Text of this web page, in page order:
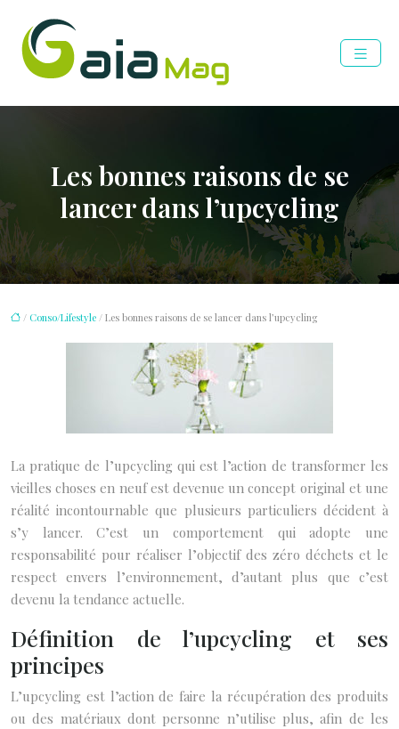
Les bonnes raisons de se
lancer dans l’upcycling
/ Conso/Lifestyle / Les bonnes raisons de se lancer dans l’upcycling
La pratique de l’upcycling qui est l’action de transformer les
vieilles choses en neuf est devenue un concept original et une
réalité incontournable que plusieurs particuliers décident à
s’y lancer. C’est un comportement qui adopte une
responsabilité pour réaliser l’objectif des zéro déchets et le
respect envers l’environnement, d’autant plus que c’est
devenu la tendance actuelle.
Définition de l’upcycling et ses
principes
L’upcycling est l’action de faire la récupération des produits
ou des matériaux dont personne n’utilise plus, afin de les